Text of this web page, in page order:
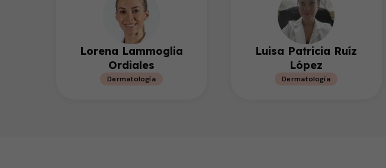
Lorena Lammoglia
Ordiales
Dermatología
Luisa Patricia Ruíz
López
Dermatología